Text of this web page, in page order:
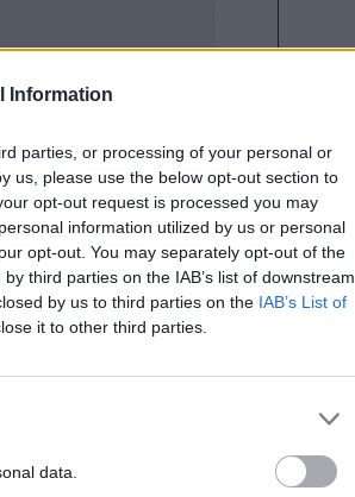
Information
parties, or processing of your personal or
us, please use the below opt-out section to
opt-out request is processed you may
information utilized by us or personal
opt-out. You may separately opt-out of the
third parties on the IAB’s list of downstream
by us to third parties on the IAB’s List of
it to other third parties.
data.
5